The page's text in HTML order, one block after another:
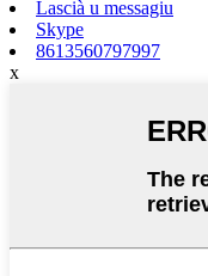
Lascià u messagiu
Skype
8613560797997
x